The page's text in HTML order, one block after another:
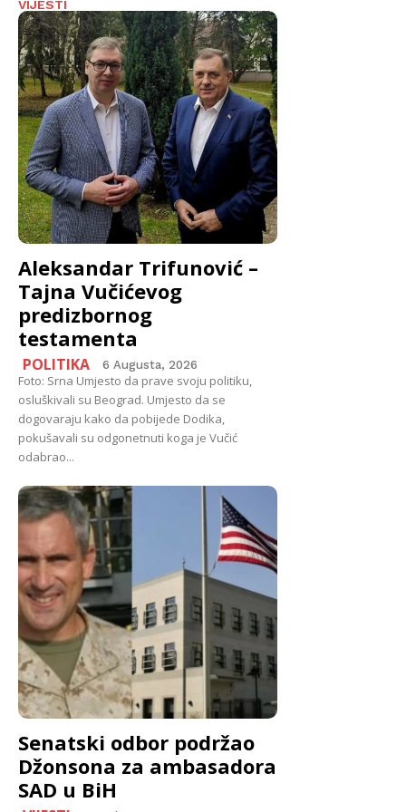
VIJESTI
Aleksandar Trifunović –
Tajna Vučićevog
predizbornog
testamenta
POLITIKA 6 Augusta, 2026
Foto: Srna Umjesto da prave svoju politiku,
osluškivali su Beograd. Umjesto da se
dogovaraju kako da pobijede Dodika,
pokušavali su odgonetnuti koga je Vučić
odabrao...
Senatski odbor podržao
Džonsona za ambasadora
SAD u BiH